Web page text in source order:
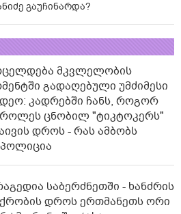
გაუჩინარდა?
მკვლელობის
გადაღებული უმძიმესი
კადრებში ჩანს, როგორ
ცნობილ "ტიკტოკერს"
დროს - რას ამბობს
პოლიცია
საბერძნეთში - ხანძრის
დროს ერთმანეთს ორი